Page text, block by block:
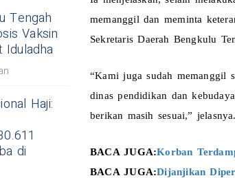
Tengah
Vaksin
Iduladha
Haji:
di
memanggil dan meminta
Sekretaris Daerah Bengkulu
“Kami juga sudah memanggil
dinas pendidikan dan
berikan masih sesuai,” jelasnya.
BACA JUGA:
BACA JUGA:Dijanjikan